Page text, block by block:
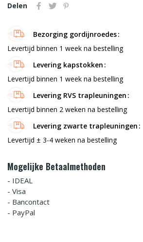
Delen
Bezorging gordijnroedes
Levertijd binnen 1 week na bestelling
Levering kapstokken
Levertijd binnen 1 week na bestelling
Levering RVS trapleuningen
Levertijd binnen 2 weken na bestelling
Levering zwarte trapleuningen
Levertijd ± 3-4 weken na bestelling
Mogelijke Betaalmethoden
- IDEAL
- Visa
- Bancontact
- PayPal